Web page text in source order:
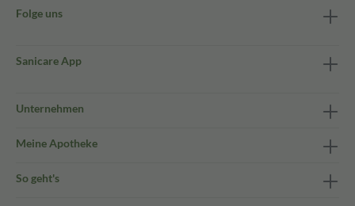
Folge uns
Sanicare App
Unternehmen
Meine Apotheke
So geht's